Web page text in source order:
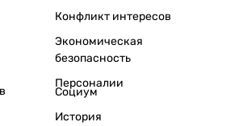
Конфликт интересов
Экономическая
безопасность
Персоналии
Социум
История